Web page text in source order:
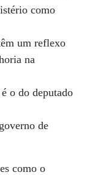
como
um reflexo
na
o do deputado
de
como o